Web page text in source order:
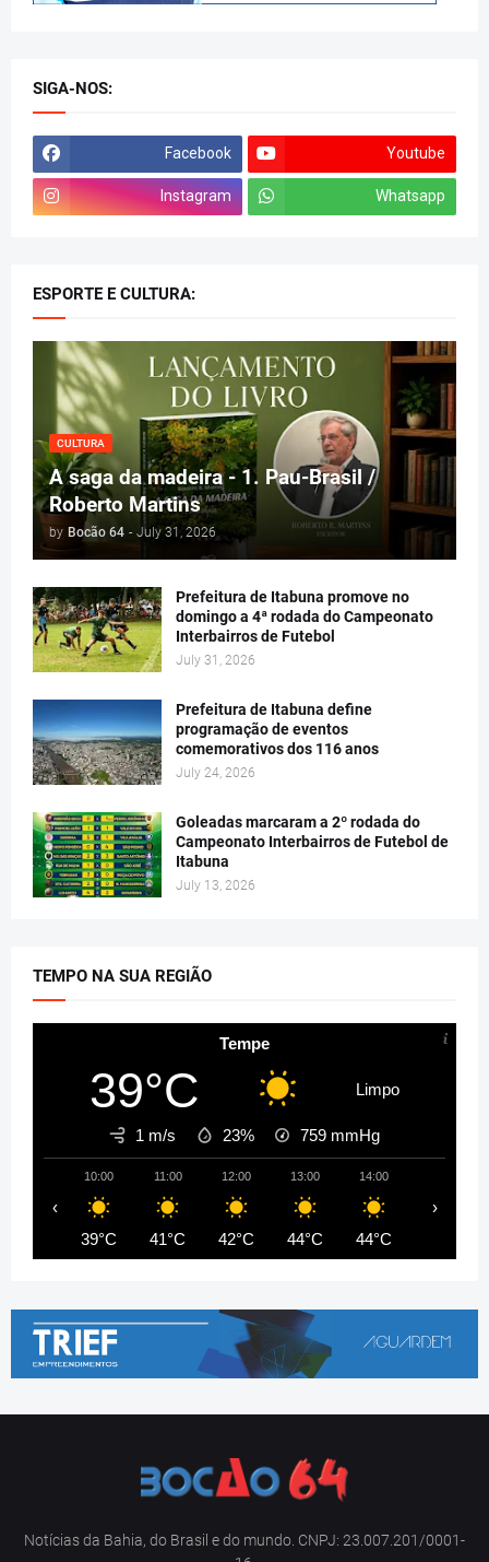
SIGA-NOS:
Facebook Youtube
Instagram Whatsapp
ESPORTE E CULTURA:
CULTURA
A saga da madeira - 1. Pau-Brasil /
Roberto Martins
by Bocão 64 - July 31, 2026
Prefeitura de Itabuna promove no
domingo a 4ª rodada do Campeonato
Interbairros de Futebol
July 31, 2026
Prefeitura de Itabuna define
programação de eventos
comemorativos dos 116 anos
July 24, 2026
Goleadas marcaram a 2º rodada do
Campeonato Interbairros de Futebol de
Itabuna
July 13, 2026
TEMPO NA SUA REGIÃO
Tempe
39°C Limpo
1 m/s 23% 759 mmHg
10:00
39°C
11:00
41°C
12:00
42°C
13:00
44°C
14:00
44°C
‹ ›
Notícias da Bahia, do Brasil e do mundo. CNPJ: 23.007.201/0001-